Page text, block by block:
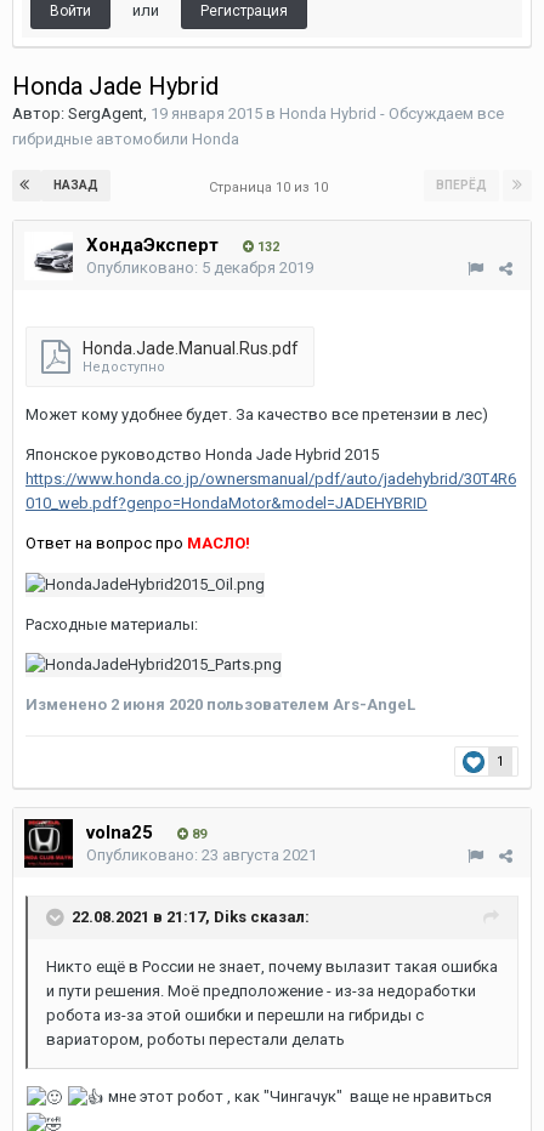
Войти или Регистрация
Honda Jade Hybrid
Автор: SergAgent, 19 января 2015 в Honda Hybrid - Обсуждаем все
гибридные автомобили Honda
НАЗАД ВПЕРЁД
Страница 10 из 10
ХондаЭксперт 132
Опубликовано: 5 декабря 2019
Honda.Jade.Manual.Rus.pdf
Недоступно
Может кому удобнее будет. За качество все претензии в лес)
Японское руководство Honda Jade Hybrid 2015
https://www.honda.co.jp/ownersmanual/pdf/auto/jadehybrid/30T4R6
010_web.pdf?genpo=HondaMotor&model=JADEHYBRID
Ответ на вопрос про МАСЛО!
Расходные материалы:
Изменено 2 июня 2020 пользователем Ars-AngeL
1
volna25 89
Опубликовано: 23 августа 2021
22.08.2021 в 21:17, Diks сказал:
Никто ещё в России не знает, почему вылазит такая ошибка
и пути решения. Моё предположение - из-за недоработки
робота из-за этой ошибки и перешли на гибриды с
вариатором, роботы перестали делать
мне этот робот , как "Чингачук" ваще не нравиться